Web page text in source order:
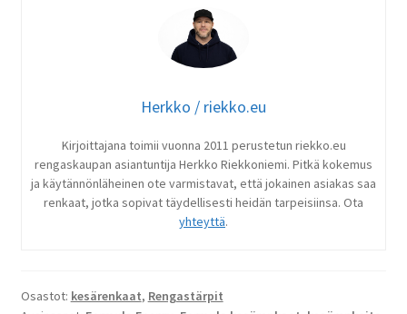
Herkko / riekko.eu
Kirjoittajana toimii vuonna 2011 perustetun riekko.eu
rengaskaupan asiantuntija Herkko Riekkoniemi. Pitkä kokemus
ja käytännönläheinen ote varmistavat, että jokainen asiakas saa
renkaat, jotka sopivat täydellisesti heidän tarpeisiinsa. Ota
yhteyttä.
Osastot: kesärenkaat, Rengastärpit